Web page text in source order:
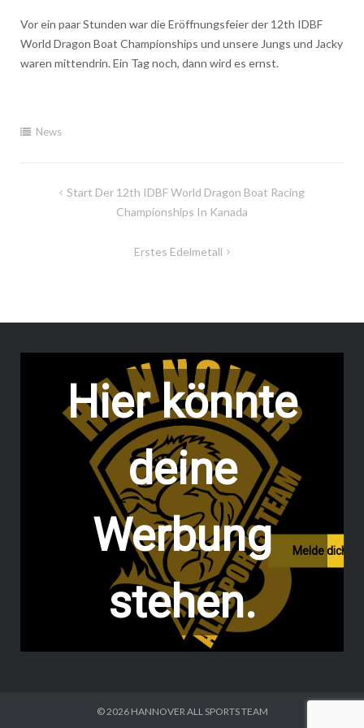
Vor ein paar Stunden war die Eröffnungsfeier der 12th IDBF
World Dragon Boat Championships und unsere Jungs und Jacky
waren mittendrin. Ein Tag noch, dann wird es ernst.
News
Beitragsnavigation
Start Der 12th IDBF World Dragon Boat Racing
Championships In Kanada
Erstes Edelmetall
Melde dich
Hier könnte
deine
Werbung
stehen.
© 2026 HANNOVER ALL SPORTS TEAM